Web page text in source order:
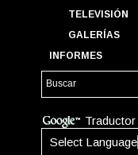
TELEVISIÓN
GALERÍAS
INFORMES
Traductor
Select Language